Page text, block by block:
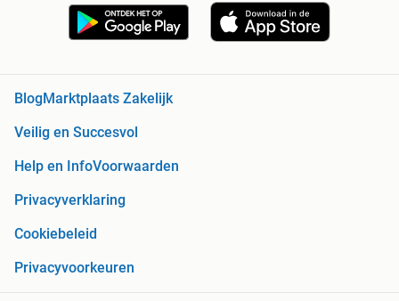
BlogMarktplaats Zakelijk
Veilig en Succesvol
Help en InfoVoorwaarden
Privacyverklaring
Cookiebeleid
Privacyvoorkeuren